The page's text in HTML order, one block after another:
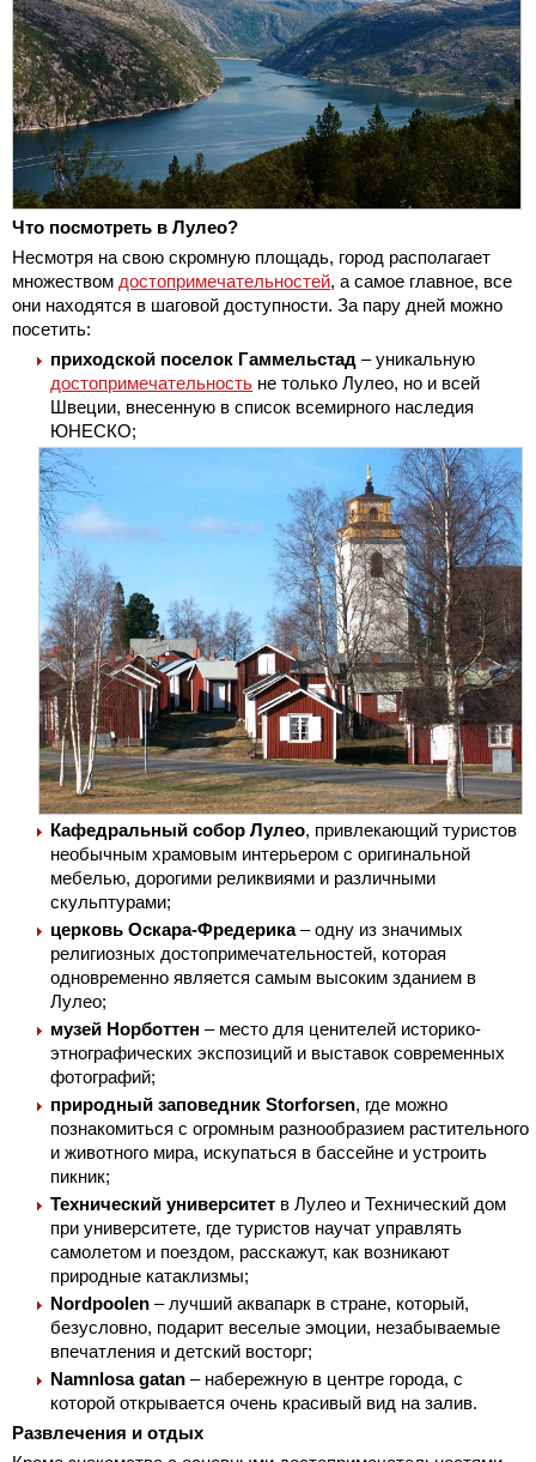
Что посмотреть в Лулео?
Несмотря на свою скромную площадь, город располагает
множеством достопримечательностей, а самое главное, все
они находятся в шаговой доступности. За пару дней можно
посетить:
приходской поселок Гаммельстад – уникальную
достопримечательность не только Лулео, но и всей
Швеции, внесенную в список всемирного наследия
ЮНЕСКО;
Кафедральный собор Лулео, привлекающий туристов
необычным храмовым интерьером с оригинальной
мебелью, дорогими реликвиями и различными
скульптурами;
церковь Оскара-Фредерика– одну из значимых
религиозных достопримечательностей, которая
одновременно является самым высоким зданием в
Лулео;
музей Норботтен – место для ценителей историко-
этнографических экспозиций и выставок современных
фотографий;
природный заповедник Storforsen, где можно
познакомиться с огромным разнообразием растительного
и животного мира, искупаться в бассейне и устроить
пикник;
Технический университет в Лулео и Технический дом
при университете, где туристов научат управлять
самолетом и поездом, расскажут, как возникают
природные катаклизмы;
Nordpoolen – лучший аквапарк в стране, который,
безусловно, подарит веселые эмоции, незабываемые
впечатления и детский восторг;
Namnlosa gatan – набережную в центре города, с
которой открывается очень красивый вид на залив.
Развлечения и отдых